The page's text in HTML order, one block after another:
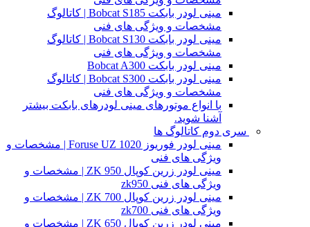
مینی لودر بابکت Bobcat S185 | کاتالوگ
مشخصات و ویژگی های فنی
مینی لودر بابکت Bobcat S130 | کاتالوگ
مشخصات و ویژگی های فنی
مینی لودر بابکت Bobcat A300
مینی لودر بابکت Bobcat S300 | کاتالوگ
مشخصات و ویژگی های فنی
با انواع موتورهای مینی لودرهای بابکت بیشتر
آشنا شوید.
سری دوم کاتالوگ ها
مینی لودر فوریوز Foruse UZ 1020 | مشخصات و
ویژگی های فنی
مینی لودر زرین کوپال ZK 950 | مشخصات و
ویژگی های فنی zk950
مینی لودر زرین کوپال ZK 700 | مشخصات و
ویژگی های فنی zk700
مینی لودر زرین کوپال ZK 650 | مشخصات و